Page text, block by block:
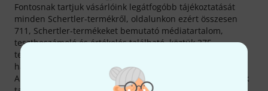
Fontosnak tartjuk vásárlóink legátfogóbb tájékoztatását
minden Schertler-termékről, oldalunkon ezért összesen
711, Schertler-termékeket bemutató médiatartalom,
tesztbeszámoló és értékelés található, köztük 375
termékfotó, 22 részletgazdag 360 fokos nézet, 57
hangzásminta és 257 termékértékelés vásárlóinktól.
Aktuális Top Seller-listánkon összesen 23 Schertler-termék